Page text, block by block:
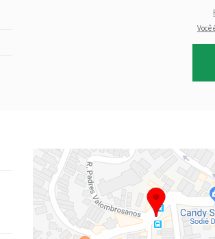
Você